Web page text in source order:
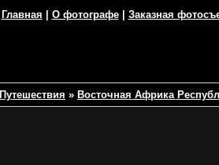
Главная О фотографе| Заказная
Путешествия » Восточная Африка